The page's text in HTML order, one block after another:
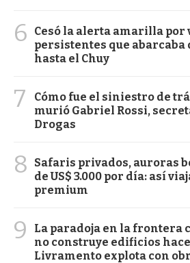
6
Cesó la alerta amarilla por
persistentes que abarcaba
hasta el Chuy
7
Cómo fue el siniestro de
murió Gabriel Rossi,
Drogas
8
Safaris privados, auroras
de US$ 3.000 por día: así
premium
9
La paradoja en la frontera
no construye edificios
Livramento explota con